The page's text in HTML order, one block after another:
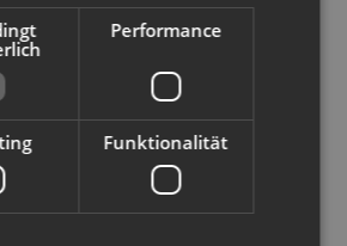
Performance
Funktionalität